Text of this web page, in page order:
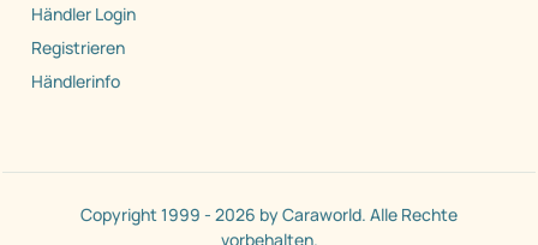
Händler Login
Registrieren
Händlerinfo
Copyright 1999 - 2026 by Caraworld. Alle Rechte
vorbehalten.